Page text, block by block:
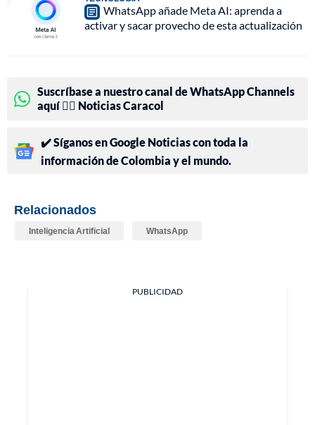
WhatsApp añade Meta AI: aprenda a
activar y sacar provecho de esta actualización
Suscríbase a nuestro canal de WhatsApp Channels
aquí 👉🏻 Noticias Caracol
✔️ Síganos en Google Noticias con toda la
información de Colombia y el mundo.
Relacionados
Inteligencia Artificial WhatsApp
PUBLICIDAD